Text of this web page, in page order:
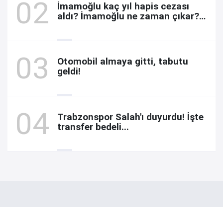
İmamoğlu kaç yıl hapis cezası
aldı? İmamoğlu ne zaman çıkar?
Otomobil almaya gitti, tabutu
geldi!
Trabzonspor Salah'ı duyurdu! İşte
transfer bedeli...